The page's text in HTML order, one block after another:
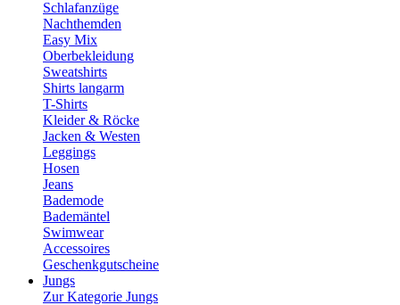
Schlafanzüge
Nachthemden
Easy Mix
Oberbekleidung
Sweatshirts
Shirts langarm
T-Shirts
Kleider & Röcke
Jacken & Westen
Leggings
Hosen
Jeans
Bademode
Bademäntel
Swimwear
Accessoires
Geschenkgutscheine
Jungs
Zur Kategorie Jungs